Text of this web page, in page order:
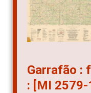
Garrafão :
: [MI 2579-